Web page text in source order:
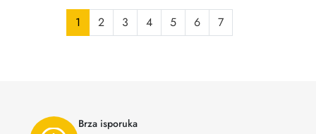
1 2 3 4 5 6 7
Brza isporuka